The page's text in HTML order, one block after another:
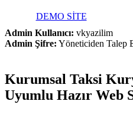
DEMO SİTE
Admin Kullanıcı: vkyazilim
Admin Şifre: Yöneticiden Talep
Kurumsal Taksi
Uyumlu Hazır Web